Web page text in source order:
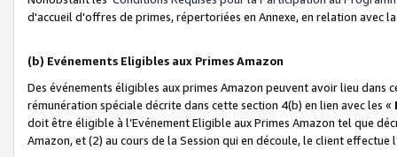
d'accueil d'offres de primes, répertoriées en Annexe, en relation avec
(b) Evénements Eligibles aux Primes Amazon
Des événements éligibles aux primes Amazon peuvent avoir lieu dans
rémunération spéciale décrite dans cette section 4(b) en lien avec les «
doit être éligible à l’Evénement Eligible aux Primes Amazon tel que
Amazon, et (2) au cours de la Session qui en découle, le client